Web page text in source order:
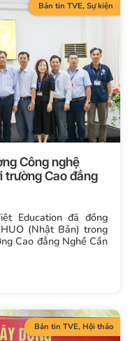
Bản tin TVE, Sự kiện
Công nghệ
trường Cao đẳng
Education đã đồng
(Nhật Bản) trong
Cao đẳng Nghề Cần
Bản tin TVE, Hội thảo